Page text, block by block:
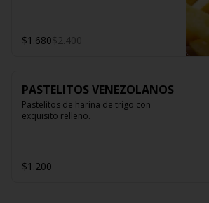
$1.680$2.400
PASTELITOS VENEZOLANOS
Pastelitos de harina de trigo con
exquisito relleno.
$1.200